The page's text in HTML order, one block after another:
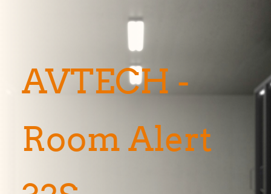
AVTECH -
Room Alert